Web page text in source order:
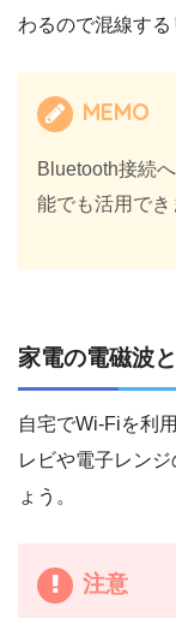
わるので混線する
MEMO
Bluetooth接続
能でも活用でき
家電の電磁波
自宅でWi-Fiを利
レビや電子レン
ょう。
注意